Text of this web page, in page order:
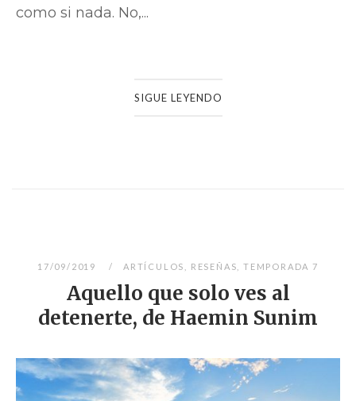
como si nada. No,...
SIGUE LEYENDO
17/09/2019 ARTÍCULOS RESEÑAS ,TEMPORADA 7
Aquello que solo ves al
detenerte, de Haemin Sunim